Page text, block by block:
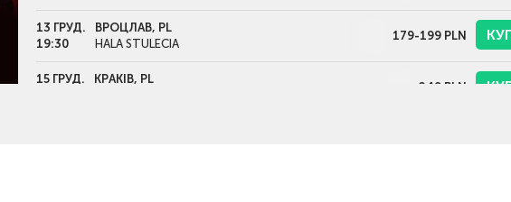
13 ГРУД.
19:30
ВРОЦЛАВ, PL
HALA STULECIA
179-199PLN
15 ГРУД.
КРАКІВ, PL
249 PLN